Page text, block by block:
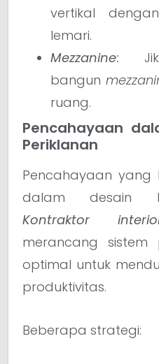
vertikal
lemari.
Mezzanine:
bangun
ruang.
Pencahayaan
Periklanan
Pencahayaan
dalam desain
Kontraktor
merancang sistem
optimal untuk
produktivitas.
Beberapa strategi: